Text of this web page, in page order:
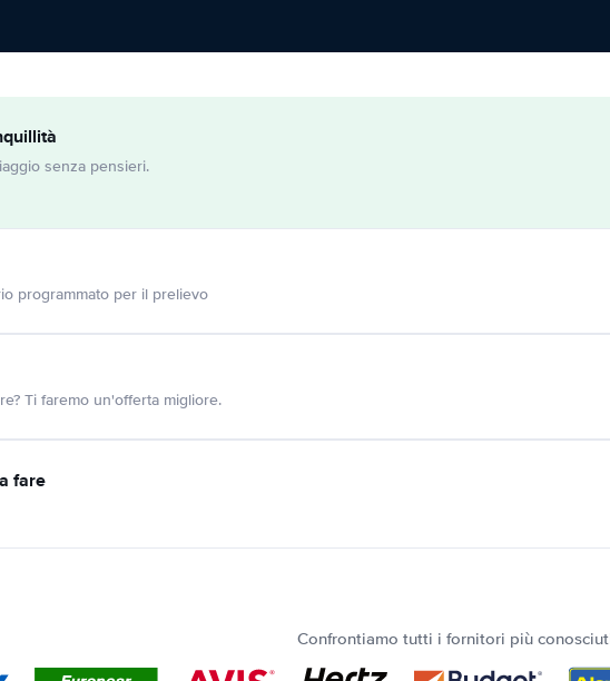
senza pensieri.
programmato per il prelievo
Ti faremo un'offerta migliore.
fare
Confrontiamo tutti i fornitori più